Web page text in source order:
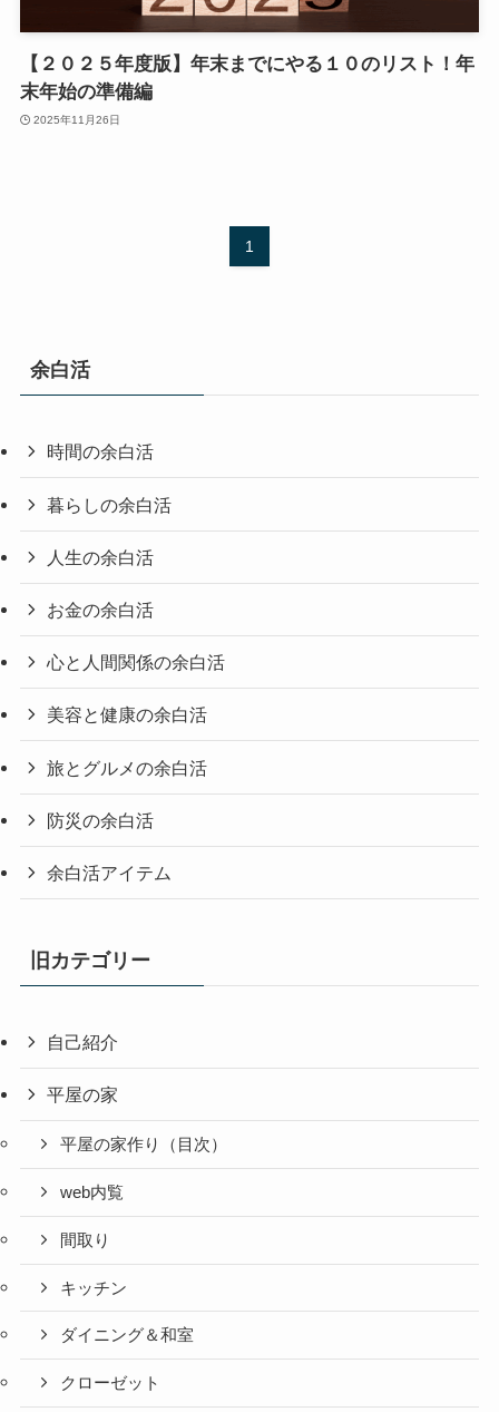
【２０２５年度版】年末までにやる１０のリスト！年
末年始の準備編
2025年11月26日
1
余白活
時間の余白活
暮らしの余白活
人生の余白活
お金の余白活
心と人間関係の余白活
美容と健康の余白活
旅とグルメの余白活
防災の余白活
余白活アイテム
旧カテゴリー
自己紹介
平屋の家
平屋の家作り（目次）
web内覧
間取り
キッチン
ダイニング＆和室
クローゼット